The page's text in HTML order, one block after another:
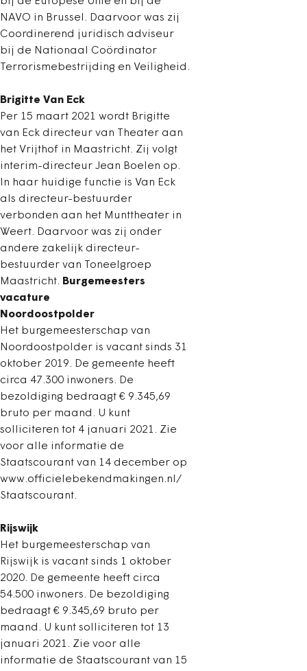
NAVO in Brussel. Daarvoor was zij
Coordinerend juridisch adviseur
bij de Nationaal Coördinator
Terrorismebestrijding en Veiligheid.
Brigitte Van Eck
Per 15 maart 2021 wordt Brigitte
van Eck directeur van Theater aan
het Vrijthof in Maastricht. Zij volgt
interim-directeur Jean Boelen op.
In haar huidige functie is Van Eck
als directeur-bestuurder
verbonden aan het Munttheater in
Weert. Daarvoor was zij onder
andere zakelijk directeur-
bestuurder van Toneelgroep
Maastricht. Burgemeesters
vacature
Noordoostpolder
Het burgemeesterschap van
Noordoostpolder is vacant sinds 31
oktober 2019. De gemeente heeft
circa 47.300 inwoners. De
bezoldiging bedraagt € 9.345,69
bruto per maand. U kunt
solliciteren tot 4 januari 2021. Zie
voor alle informatie de
Staatscourant van 14 december op
www.officielebekendmakingen.nl/
Staatscourant.
Rijswijk
Het burgemeesterschap van
Rijswijk is vacant sinds 1 oktober
2020. De gemeente heeft circa
54.500 inwoners. De bezoldiging
bedraagt € 9.345,69 bruto per
maand. U kunt solliciteren tot 13
januari 2021. Zie voor alle
informatie de Staatscourant van 15